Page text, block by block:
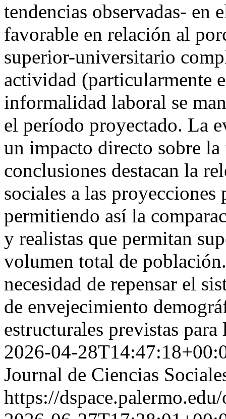
tendencias observadas-
favorable en relación al
superior-universitario
actividad (particularmente
informalidad laboral se
el período proyectado. La
un impacto directo sobre
conclusiones destacan la
sociales a las
permitiendo así la
y realistas que permitan
volumen total de
necesidad de repensar el
de envejecimiento
estructurales previstas
2026-04-
Journal de Ciencias
https://